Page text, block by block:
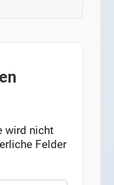
wird nicht
Felder